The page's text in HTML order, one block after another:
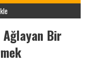
Bir